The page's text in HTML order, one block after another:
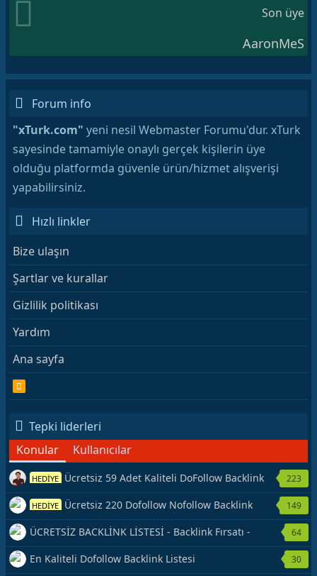
Son üye
AaronMeS
Forum info
"xTurk.com" yeni nesil Webmaster Forumu'dur. xTurk
sayesinde tamamiyle onaylı gerçek kişilerin üye
olduğu platformda güvenle ürün/hizmet alışverişi
yapabilirsiniz.
Hızlı linkler
Bize ulaşın
Şartlar ve kurallar
Gizlilik politikası
Yardım
Ana sayfa
S
Tepki liderleri
Konular
Kullanıcılar
HEDİYE Ücretsiz 59 Adet Kaliteli DoFollow Backlink
Kaynağı Veriyorum.
223
HEDİYE Ücretsiz 220 Dofollow Nofollow Backlink
Veriyorum
149
ÜCRETSİZ BACKLİNK LİSTESİ - Backlink Fırsatı -
Hemen Yetiş!
64
En Kaliteli Dofollow Backlink Listesi 30